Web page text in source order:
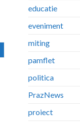
educatie
eveniment
miting
pamflet
politica
PrazNews
proiect